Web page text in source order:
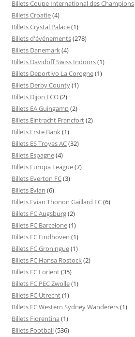
Billets Coupe International des Champions
Billets Croatie(4)
Billets Crystal Palace(1)
Billets d'événements(278)
Billets Danemark(4)
Billets Davidoff Swiss Indoors(1)
Billets Deportivo La Corogne(1)
Billets Derby County(1)
Billets Dijon FCO(2)
Billets EA Guingamp(2)
Billets Eintracht Francfort(2)
Billets Erste Bank(1)
Billets ES Troyes AC(32)
Billets Espagne(4)
Billets Europa League(7)
Billets Everton FC(3)
Billets Evian (6)
Billets Evian Thonon Gaillard FC(6)
Billets FC Augsburg(2)
Billets FC Barcelone(1)
Billets FC Eindhoven (1)
Billets FC Groningue(1)
Billets FC Hansa Rostock(2)
Billets FC Lorient(35)
Billets FC PEC Zwolle(1)
Billets FC Utrecht(1)
Billets FC Western Sydney Wanderers(1)
Billets Fiorentina (1)
Billets Football(536)